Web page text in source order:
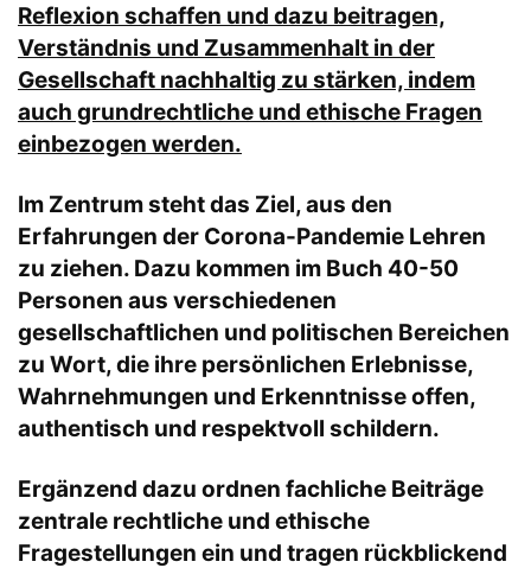
Reflexion schaffen und dazu beitragen,
Verständnis und Zusammenhalt in der
Gesellschaft nachhaltig zu stärken, indem
auch grundrechtliche und ethische Fragen
einbezogen werden.
Im Zentrum steht das Ziel, aus den
Erfahrungen der Corona-Pandemie Lehren
zu ziehen. Dazu kommen im Buch 40-50
Personen aus verschiedenen
gesellschaftlichen und politischen Bereichen
zu Wort, die ihre persönlichen Erlebnisse,
Wahrnehmungen und Erkenntnisse offen,
authentisch und respektvoll schildern.
Ergänzend dazu ordnen fachliche Beiträge
zentrale rechtliche und ethische
Fragestellungen ein und tragen rückblickend